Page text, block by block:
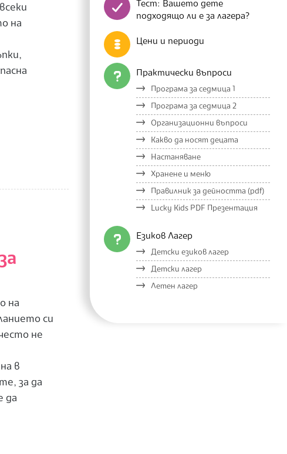
на
на
си
не
в
за да
да
Тест: Вашето дете
подходящо ли е за лагера?
Цени и периоди
Практически въпроси
Програма за седмица 1
Програма за седмица 2
Организационни въпроси
Какво да носят децата
Настаняване
Хранене и меню
Правилник за дейността (pdf)
Lucky Kids PDF Презентация
Езиков Лагер
Детски езиков лагер
Детски лагер
Летен лагер